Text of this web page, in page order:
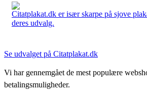
Citatplakat.dk er især skarpe på sjove
deres udvalg.
Se udvalget på Citatplakat.dk
Vi har gennemgået de mest populære
betalingsmuligheder.